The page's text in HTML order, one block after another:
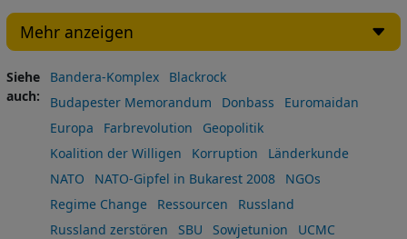
Mehr anzeigen
Siehe
auch
Bandera-Komplex
Blackrock
Budapester Memorandum
Donbass
Euromaidan
Europa
Farbrevolution
Geopolitik
Koalition der Willigen
Korruption
Länderkunde
NATO
NATO-Gipfel in Bukarest 2008
NGOs
Regime Change
Ressourcen
Russland
Russland zerstören
SBU Sowjetunion
UCMC